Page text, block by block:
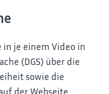
je einem Video in
(DGS) über die
sowie die
der Webseite